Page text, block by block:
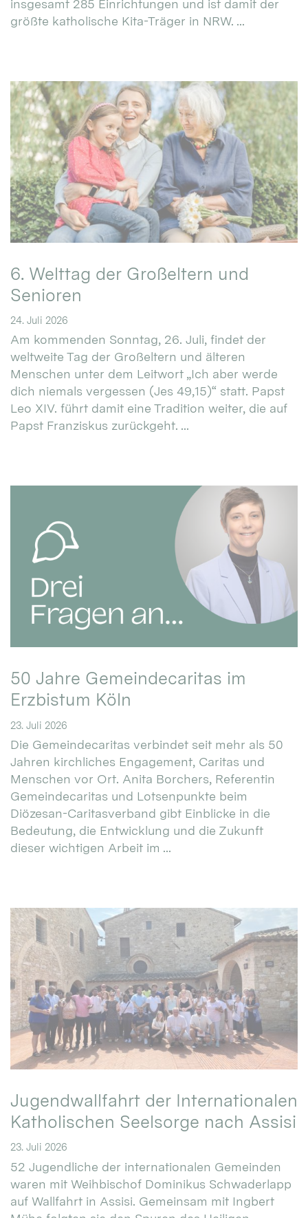
insgesamt 285 Einrichtungen und ist damit der
größte katholische Kita-Träger in NRW. ...
6. Welttag der Großeltern und
Senioren
24. Juli 2026
Am kommenden Sonntag, 26. Juli, findet der
weltweite Tag der Großeltern und älteren
Menschen unter dem Leitwort „Ich aber werde
dich niemals vergessen (Jes 49,15)“ statt. Papst
Leo XIV. führt damit eine Tradition weiter, die auf
Papst Franziskus zurückgeht. ...
50 Jahre Gemeindecaritas im
Erzbistum Köln
23. Juli 2026
Die Gemeindecaritas verbindet seit mehr als 50
Jahren kirchliches Engagement, Caritas und
Menschen vor Ort. Anita Borchers, Referentin
Gemeindecaritas und Lotsenpunkte beim
Diözesan-Caritasverband gibt Einblicke in die
Bedeutung, die Entwicklung und die Zukunft
dieser wichtigen Arbeit im ...
Jugendwallfahrt der Internationalen
Katholischen Seelsorge nach Assisi
23. Juli 2026
52 Jugendliche der internationalen Gemeinden
waren mit Weihbischof Dominikus Schwaderlapp
auf Wallfahrt in Assisi. Gemeinsam mit Ingbert